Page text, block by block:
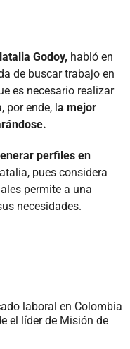
Godoy, habló en
de buscar trabajo en
es necesario realizar
por ende, la mejor
perfiles en
pues considera
permite a una
necesidades.
laboral en Colombia
el líder de Misión de